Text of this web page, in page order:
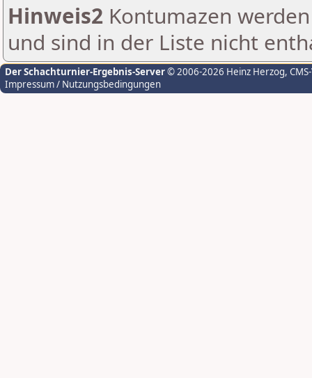
Hinweis2 Kontumazen
und sind in der Liste nicht
Der Schachturnier-Ergebnis-Server© 2006-2026 Heinz Herzog,
Impressum / Nutzungsbedingungen